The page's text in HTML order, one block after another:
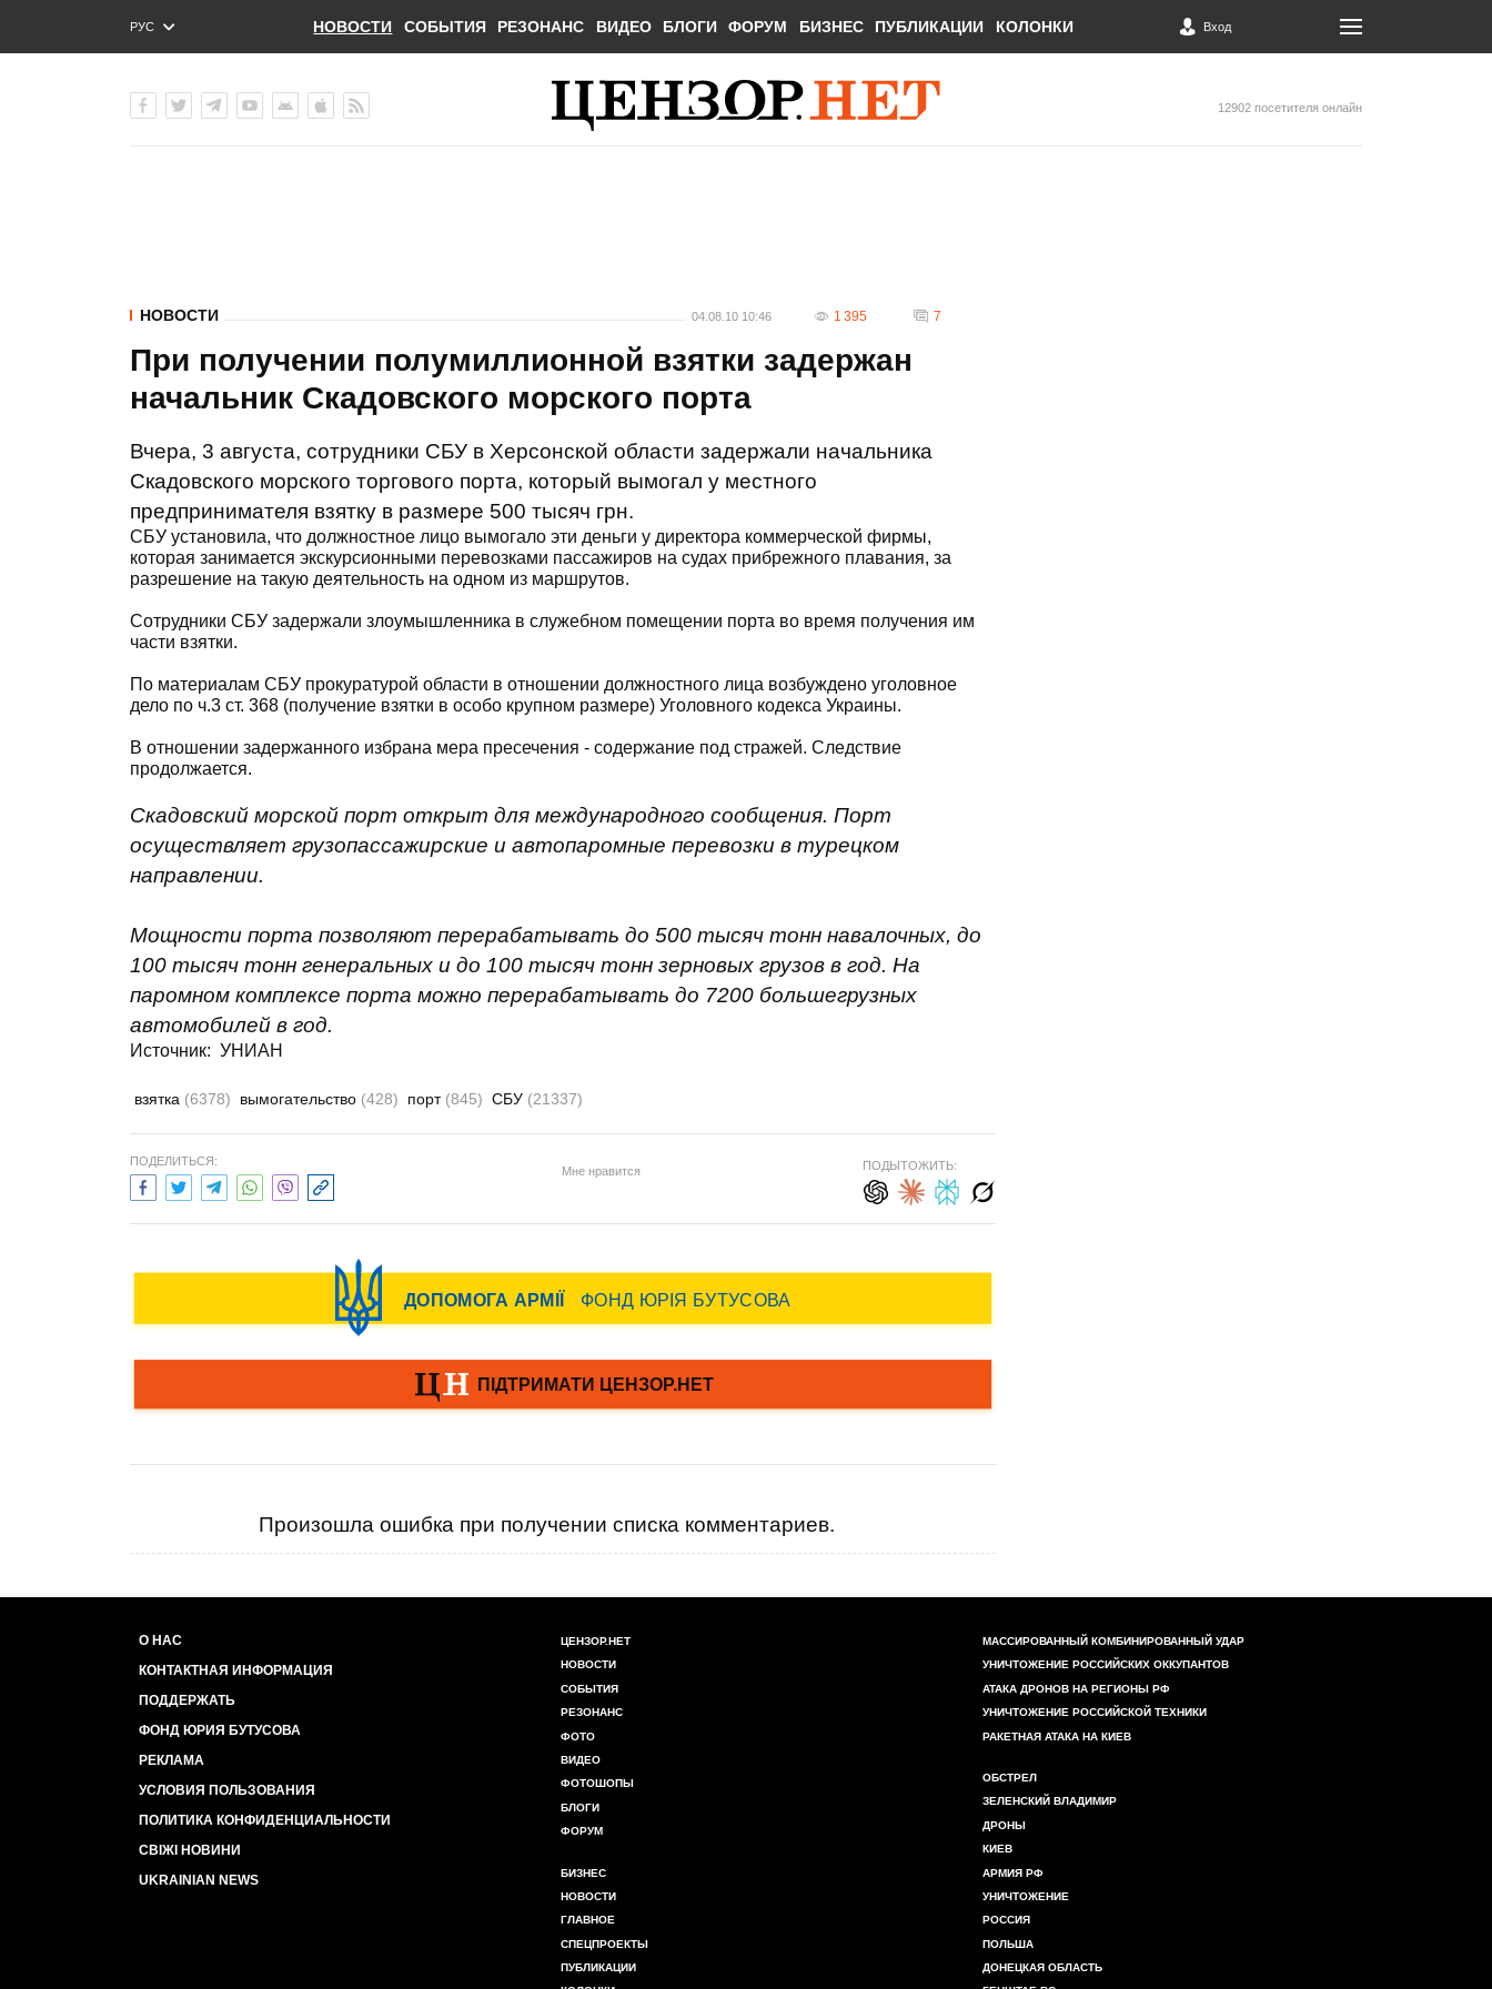
РУС
ENG
НОВОСТИ СОБЫТИЯ РЕЗОНАНС ВИДЕО БЛОГИ ФОРУМ БИЗНЕС ПУБЛИКАЦИИ КОЛОНКИ Вход
12902 посетителя онлайн
НОВОСТИ 04.08.10 10:46 1 395 7
При получении полумиллионной взятки задержан
начальник Скадовского морского порта
Вчера, 3 августа, сотрудники СБУ в Херсонской области задержали начальника
Скадовского морского торгового порта, который вымогал у местного
предпринимателя взятку в размере 500 тысяч грн.
СБУ установила, что должностное лицо вымогало эти деньги у директора коммерческой фирмы,
которая занимается экскурсионными перевозками пассажиров на судах прибрежного плавания, за
разрешение на такую деятельность на одном из маршрутов.
Сотрудники СБУ задержали злоумышленника в служебном помещении порта во время получения им
части взятки.
По материалам СБУ прокуратурой области в отношении должностного лица возбуждено уголовное
дело по ч.3 ст. 368 (получение взятки в особо крупном размере) Уголовного кодекса Украины.
В отношении задержанного избрана мера пресечения - содержание под стражей. Следствие
продолжается.
Скадовский морской порт открыт для международного сообщения. Порт
осуществляет грузопассажирские и автопаромные перевозки в турецком
направлении.
Мощности порта позволяют перерабатывать до 500 тысяч тонн навалочных, до
100 тысяч тонн генеральных и до 100 тысяч тонн зерновых грузов в год. На
паромном комплексе порта можно перерабатывать до 7200 большегрузных
автомобилей в год.
Источник: УНИАН
взятка (6378) вымогательство (428) порт (845) СБУ (21337)
ПОДЕЛИТЬСЯ:
Мне нравится ПОДЫТОЖИТЬ:
Произошла ошибка при получении списка комментариев.
О НАС
КОНТАКТНАЯ ИНФОРМАЦИЯ
ПОДДЕРЖАТЬ
ФОНД ЮРИЯ БУТУСОВА
РЕКЛАМА
УСЛОВИЯ ПОЛЬЗОВАНИЯ
ПОЛИТИКА КОНФИДЕНЦИАЛЬНОСТИ
СВІЖІ НОВИНИ
UKRAINIAN NEWS
ЦЕНЗОР.НЕТ
НОВОСТИ
СОБЫТИЯ
РЕЗОНАНС
ФОТО
ВИДЕО
ФОТОШОПЫ
БЛОГИ
ФОРУМ
БИЗНЕС
НОВОСТИ
ГЛАВНОЕ
СПЕЦПРОЕКТЫ
ПУБЛИКАЦИИ
МАССИРОВАННЫЙ КОМБИНИРОВАННЫЙ УДАР
УНИЧТОЖЕНИЕ РОССИЙСКИХ ОККУПАНТОВ
АТАКА ДРОНОВ НА РЕГИОНЫ РФ
УНИЧТОЖЕНИЕ РОССИЙСКОЙ ТЕХНИКИ
РАКЕТНАЯ АТАКА НА КИЕВ
ОБСТРЕЛ
ЗЕЛЕНСКИЙ ВЛАДИМИР
ДРОНЫ
КИЕВ
АРМИЯ РФ
УНИЧТОЖЕНИЕ
РОССИЯ
ПОЛЬША
ДОНЕЦКАЯ ОБЛАСТЬ